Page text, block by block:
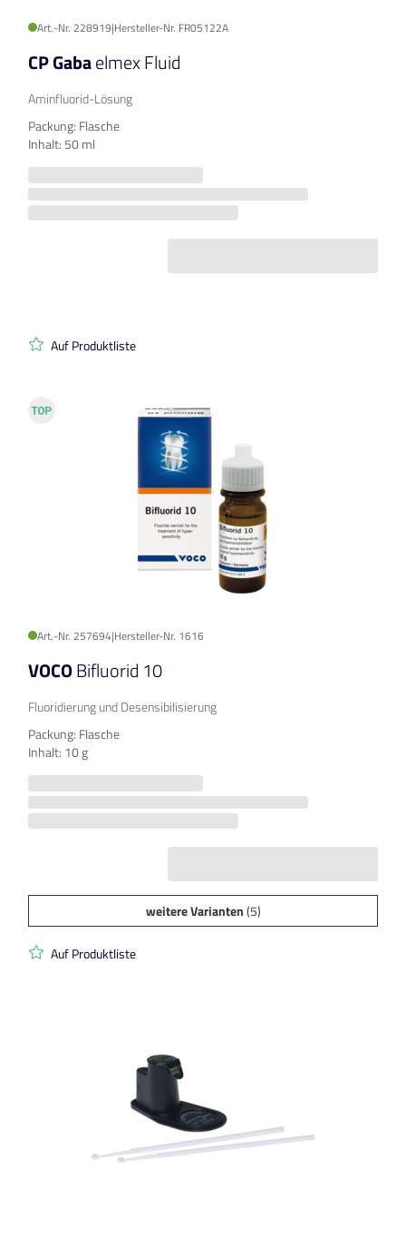
Art.-Nr. 228919|Hersteller-Nr. FR05122A
CP Gabaelmex Fluid
Aminfluorid-Lösung
Packung: Flasche
Inhalt: 50 ml
Auf Produktliste
Art.-Nr. 257694|Hersteller-Nr. 1616
VOCOBifluorid 10
Fluoridierung und Desensibilisierung
Packung: Flasche
Inhalt: 10 g
weitere Varianten(5)
Auf Produktliste